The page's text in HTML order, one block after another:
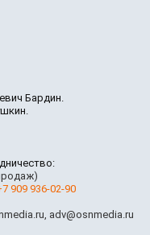
Бардин.
909 936-02-90
, adv@osnmedia.ru